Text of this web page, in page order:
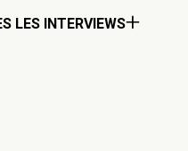
LES INTERVIEWS